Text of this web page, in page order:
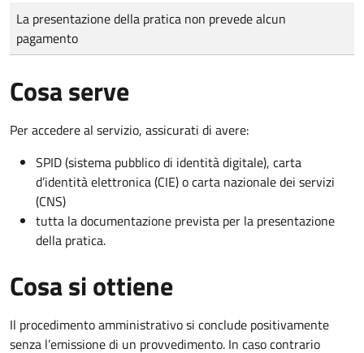
Tipo di pagamento
Importo
La presentazione della pratica non prevede alcun
pagamento
Cosa serve
Per accedere al servizio, assicurati di avere:
SPID (sistema pubblico di identità digitale), carta
d’identità elettronica (CIE) o carta nazionale dei servizi
(CNS)
tutta la documentazione prevista per la presentazione
della pratica.
Cosa si ottiene
Il procedimento amministrativo si conclude positivamente
senza l’emissione di un provvedimento. In caso contrario